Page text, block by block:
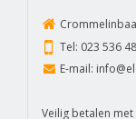
Tel: 023 536
E-mail:
Veilig betalen met